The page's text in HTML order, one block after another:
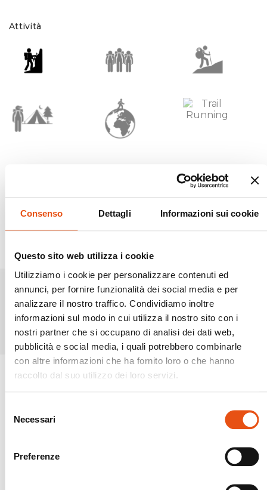
Consenso Dettagli Informazioni sui cookie
Questo sito web utilizza i cookie
Utilizziamo i cookie per personalizzare contenuti ed
annunci, per fornire funzionalità dei social media e per
analizzare il nostro traffico. Condividiamo inoltre
informazioni sul modo in cui utilizza il nostro sito con i
nostri partner che si occupano di analisi dei dati web,
pubblicità e social media, i quali potrebbero combinarle
con altre informazioni che ha fornito loro o che hanno
raccolto dal suo utilizzo dei loro servizi.
delNecessari
Preferenze
Attività
Prodotti simili